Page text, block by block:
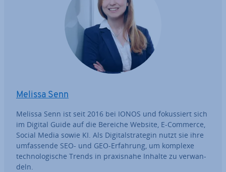
Melissa Senn
Melissa Senn ist seit 2016 bei IONOS und fo­kus­siert sich
im Digital Guide auf die Bereiche Website, E-Commerce,
Social Media sowie KI. Als Di­gi­tal­stra­te­gin nutzt sie ihre
um­fas­sen­de SEO- und GEO-Erfahrung, um komplexe
tech­no­lo­gi­sche Trends in pra­xis­na­he Inhalte zu ver­wan­
deln.